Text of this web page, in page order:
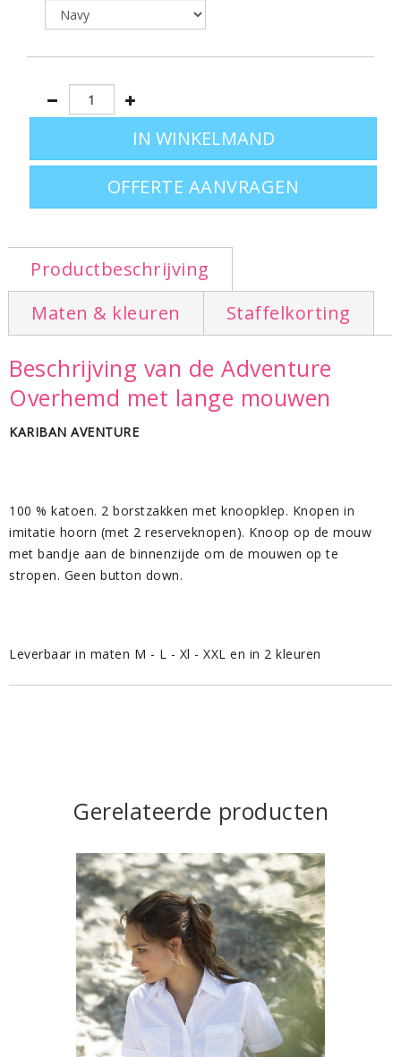
OFFERTE AANVRAGEN
Productbeschrijving
Maten & kleuren
Staffelkorting
Beschrijving van de Adventure
Overhemd met lange mouwen
KARIBAN AVENTURE
100 % katoen. 2 borstzakken met knoopklep. Knopen in
imitatie hoorn (met 2 reserveknopen). Knoop op de mouw
met bandje aan de binnenzijde om de mouwen op te
stropen. Geen button down.
Leverbaar in maten M - L - Xl - XXL en in 2 kleuren
Gerelateerde producten